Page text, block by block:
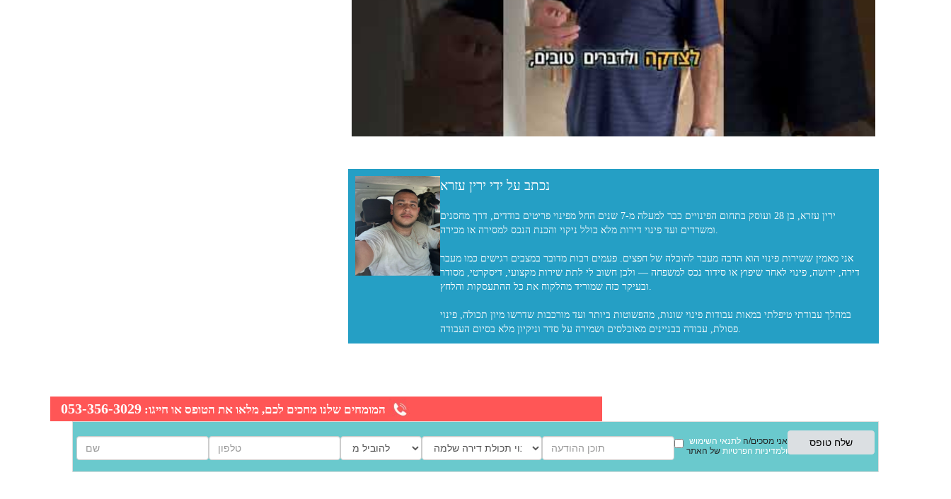
נכתב על ידי ירין עזרא
ירין עזרא, בן 28 ועוסק בתחום הפינויים כבר למעלה מ-7 שנים החל מפינוי פריטים בודדים, דרך מחסנים
ומשרדים ועד פינוי דירות מלא כולל ניקוי והכנת הנכס למסירה או מכירה.
אני מאמין ששירות פינוי הוא הרבה מעבר להובלה של חפצים. פעמים רבות מדובר במצבים רגישים כמו מעבר
דירה, ירושה, פינוי לאחר שיפוץ או סידור נכס למשפחה — ולכן חשוב לי לתת שירות מקצועי, דיסקרטי, מסודר
ובעיקר כזה שמוריד מהלקוח את כל ההתעסקות והלחץ.
במהלך עבודתי טיפלתי במאות עבודות פינוי שונות, מהפשוטות ביותר ועד מורכבות שדרשו מיון תכולה, פינוי
המומחים שלנו מחכים לכם, מלאו את הטופס או חייגו: 053-356-3029
אני מסכים/ה לתנאי השימוש
ולמדיניות הפרטיות של האתר